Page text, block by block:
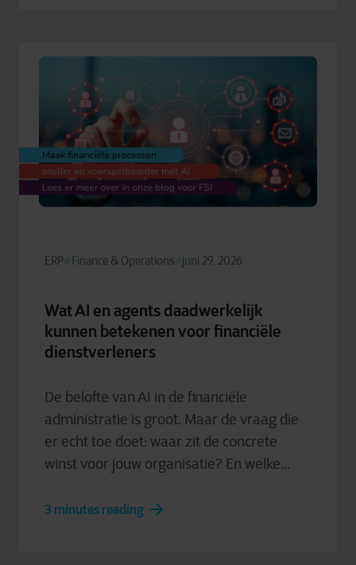
ERP Finance & Operations juni 29, 2026
Wat AI en agents daadwerkelijk
kunnen betekenen voor financiële
dienstverleners
De belofte van AI in de financiële
administratie is groot. Maar de vraag die
er echt toe doet: waar zit de concrete
winst voor jouw organisatie? En welke...
3 minutes reading